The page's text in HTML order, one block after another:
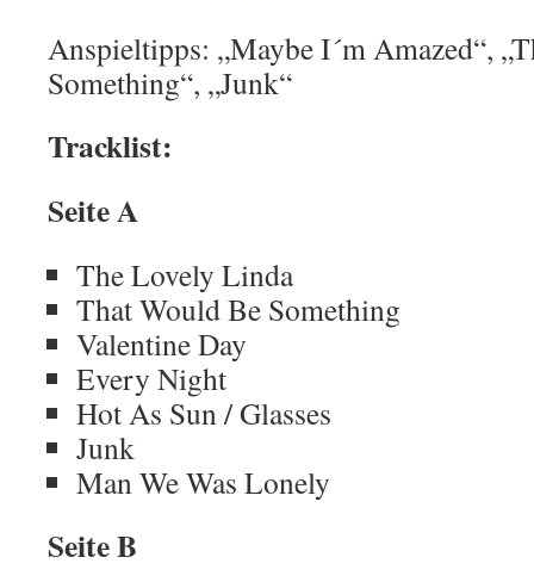
Anspieltipps: „Maybe I´m Amazed“,
Something“, „Junk“
Tracklist:
Seite A
The Lovely Linda
That Would Be Something
Valentine Day
Every Night
Hot As Sun / Glasses
Junk
Man We Was Lonely
Seite B